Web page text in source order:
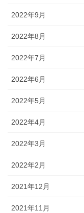
2022年9月
2022年8月
2022年7月
2022年6月
2022年5月
2022年4月
2022年3月
2022年2月
2021年12月
2021年11月